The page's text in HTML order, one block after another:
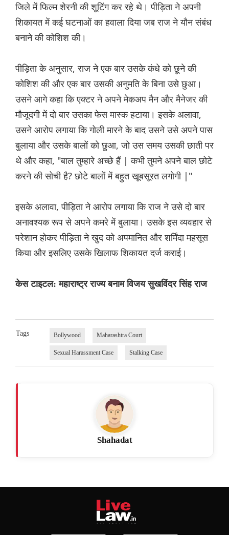
जिले में फिल्म शेरनी की शूटिंग कर रहे थे। पीड़िता ने अपनी
शिकायत में कई घटनाओं का हवाला दिया जब राज ने यौन संबंध
बनाने की कोशिश की।
पीड़िता के अनुसार, राज ने एक बार उसके कंधे को छूने की
कोशिश की और एक बार उसकी अनुमति के बिना उसे छुआ।
उसने आगे कहा कि एक्टर ने अपने मेकअप मैन और मैनेजर की
मौजूदगी में दो बार उसका फेस मास्क हटाया। इसके अलावा,
उसने आरोप लगाया कि गोली मारने के बाद उसने उसे अपने पास
बुलाया और उसके बालों को छुआ, जो उस समय उसकी छाती पर
थे और कहा, "बाल तुम्हारे अच्छे हैं | कभी तुमने अपने बाल छोटे
करने की सोची है? छोटे बालों में बहुत खूबसूरत लगोगी |"
इसके अलावा, पीड़िता ने आरोप लगाया कि राज ने उसे दो बार
अनावश्यक रूप से अपने कमरे में बुलाया। उसके इस व्यवहार से
परेशान होकर पीड़िता ने खुद को अपमानित और शर्मिंदा महसूस
किया और इसलिए उसके खिलाफ शिकायत दर्ज कराई।
केस टाइटल: महाराष्ट्र राज्य बनाम विजय सुखविंदर सिंह राज
Tags Bollywood Maharashtra Court
Sexual Harassment Case Stalking Case
Shahadat